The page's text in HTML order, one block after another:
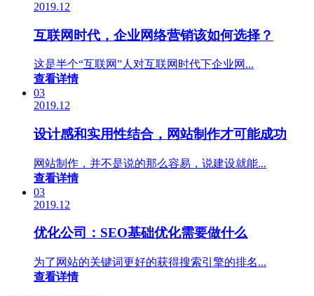
2019.12
互联网时代，企业网络营销该如何选择？
这是半个“互联网”人对互联网时代下企业网...
查看详情
03
2019.12
设计感和实用性结合，网站制作才可能成功
网站制作，并不是说的那么容易，说建设就能...
查看详情
03
2019.12
优化公司：SEO基础优化需要做什么
为了网站的关键词更好的获得搜索引擎的排名...
查看详情